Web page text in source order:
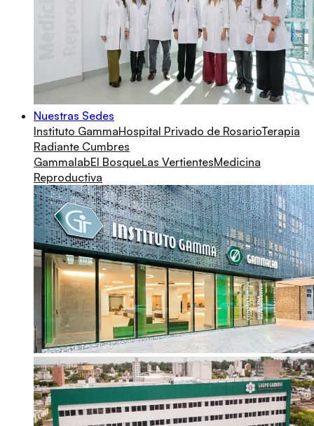
Nuestras Sedes
Instituto GammaHospital Privado de RosarioTerapia
Radiante Cumbres
GammalabEl BosqueLas VertientesMedicina
Reproductiva